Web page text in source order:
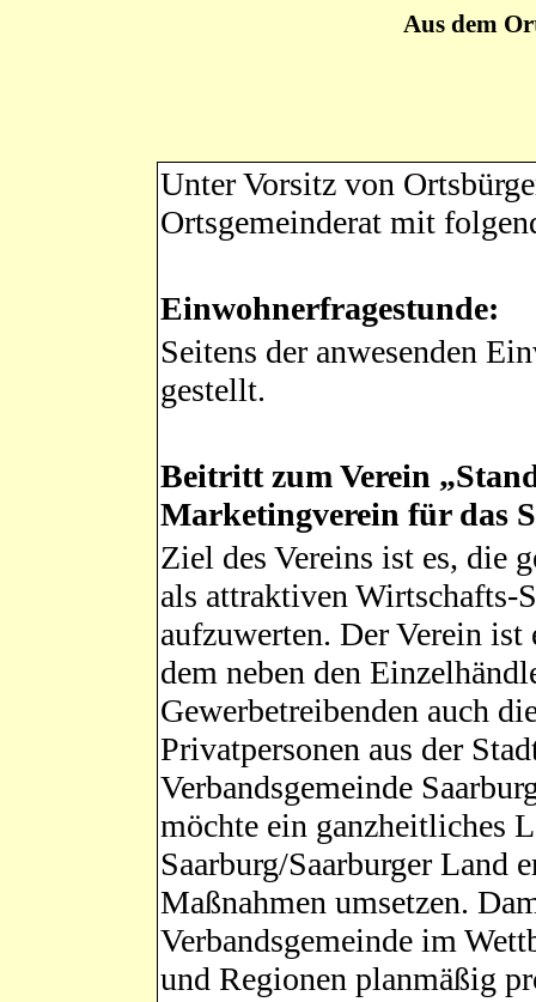
Aus dem
Unter Vorsitz von
Ortsgemeinderat mit
Einwohnerfragestunde:
Seitens der anwesenden
gestellt.
Beitritt zum Verein
Marketingverein für das
Ziel des Vereins ist es, die
als attraktiven Wirtschafts-
aufzuwerten. Der Verein
dem neben den
Gewerbetreibenden auch
Privatpersonen aus der
Verbandsgemeinde
möchte ein ganzheitliches
Saarburg/Saarburger Land
Maßnahmen umsetzen.
Verbandsgemeinde im
und Regionen planmäßig